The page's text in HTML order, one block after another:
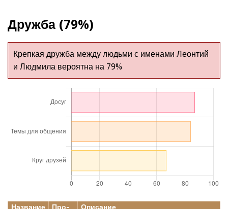
Дружба (79%)
Крепкая дружба между людьми с именами Леонтий
и Людмила вероятна на 79%
Название
Про-
Описание